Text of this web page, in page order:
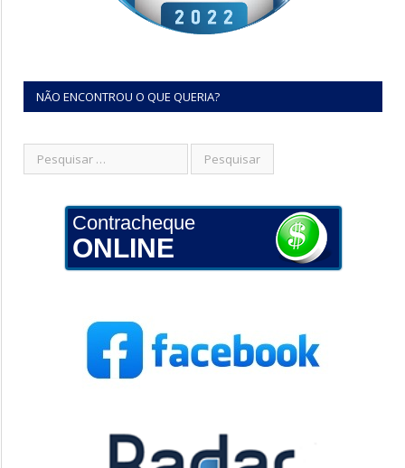
NÃO ENCONTROU O QUE QUERIA?
Contracheque
ONLINE